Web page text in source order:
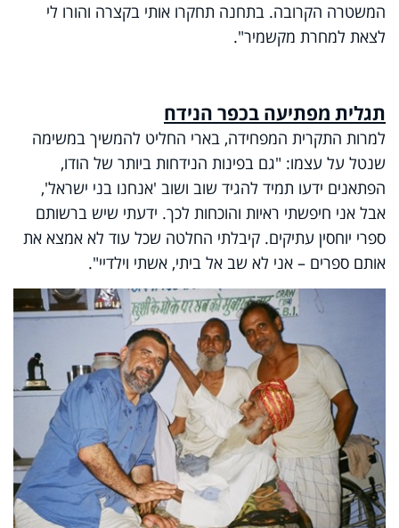
המשטרה הקרובה. בתחנה תחקרו אותי בקצרה והורו לי
לצאת למחרת מקשמיר".
תגלית מפתיעה בכפר הנידח
למרות התקרית המפחידה, בארי החליט להמשיך במשימה
שנטל על עצמו: "גם בפינות הנידחות ביותר של הודו,
הפתאנים ידעו תמיד להגיד שוב ושוב 'אנחנו בני ישראל',
אבל אני חיפשתי ראיות והוכחות לכך. ידעתי שיש ברשותם
ספרי יוחסין עתיקים. קיבלתי החלטה שכל עוד לא אמצא את
אותם ספרים – אני לא שב אל ביתי, אשתי וילדיי".